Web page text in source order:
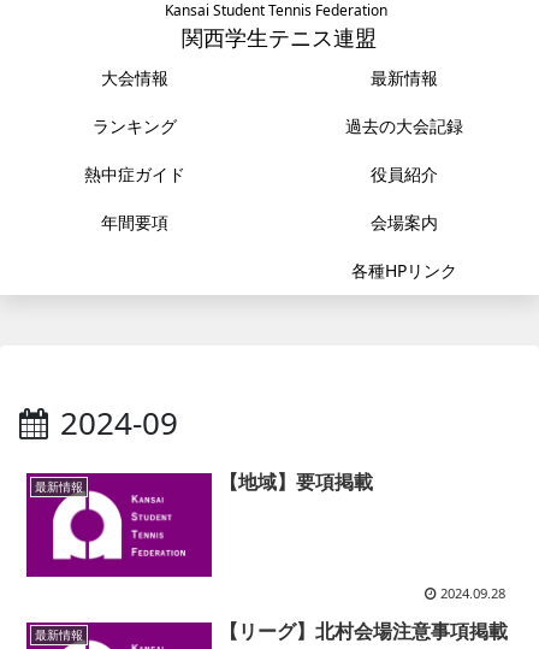
Kansai Student Tennis Federation
関西学生テニス連盟
大会情報 最新情報
ランキング 過去の大会記録
熱中症ガイド 役員紹介
年間要項 会場案内
各種HPリンク
2024-09
最新情報 【地域】要項掲載
2024.09.28
最新情報 【リーグ】北村会場注意事項掲載